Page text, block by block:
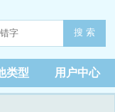
搜 索
类型 用户中心